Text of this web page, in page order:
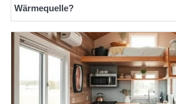
Wärmequelle?